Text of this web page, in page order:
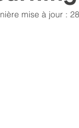
mise à jour :